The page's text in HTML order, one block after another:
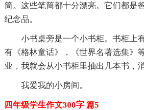
筒。这些笔筒都十分漂亮。它们都是
纪念品。
小书桌旁是一个小书柜。书柜上
有《格林童话》，《世界名著选集》
业，我就会从小书柜里抽出几本书
我爱我的小房间。
四年级学生作文300字 篇5